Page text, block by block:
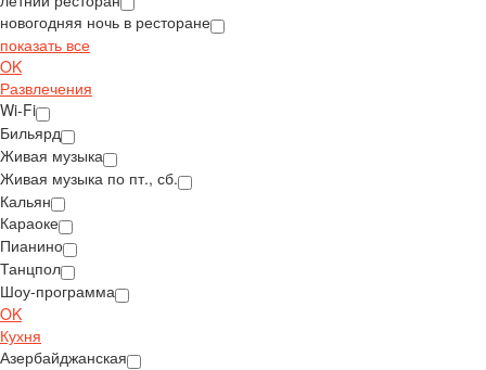
новогодняя ночь в ресторане
показать все
OK
Развлечения
Wi-Fi
Бильярд
Живая музыка
Живая музыка по пт., сб.
Кальян
Караоке
Пианино
Танцпол
Шоу-программа
OK
Кухня
Азербайджанская